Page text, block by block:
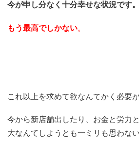
今が申し分なく十分幸せな状況です。
もう最高でしかない。
これ以上を求めて欲なんてかく必要が
今から新店舗出したり、お金と労力
大なんてしようとも一ミリも思わない